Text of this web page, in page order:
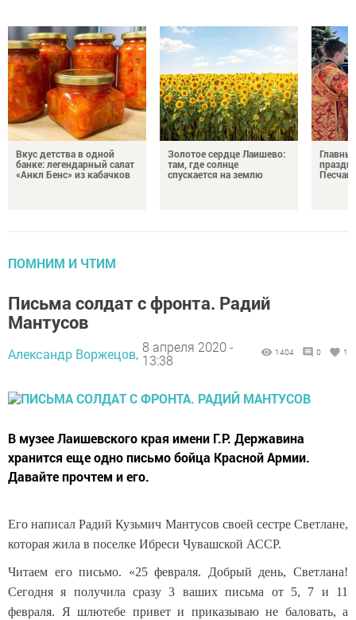
Вкус детства в одной
банке: легендарный салат
«Анкл Бенс» из кабачков
Золотое сердце Лаишево:
там, где солнце
спускается на землю
ПОМНИМ И ЧТИМ
Письма солдат с фронта. Радий
Мантусов
Александр Воржецов, 8 апреля 2020 -
13:38
1404 0 1
В музее Лаишевского края имени Г.Р. Державина
хранится еще одно письмо бойца Красной Армии.
Давайте прочтем и его.
Его написал Радий Кузьмич Мантусов своей сестре Светлане,
которая жила в поселке Ибреси Чувашской АССР.
Читаем его письмо. «25 февраля. Добрый день, Светлана!
Сегодня я получила сразу 3 ваших письма от 5, 7 и 11
февраля. Я шлютебе привет и приказываю не баловать, а